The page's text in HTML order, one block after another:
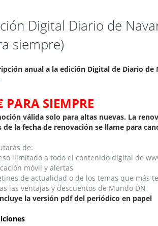
Digital Diario de
siempre)
anual a la edición Digital de Diario de
PARA SIEMPRE
válida solo para altas nuevas. La
de la fecha de renovación se llame para
de:
ilimitado a todo el contenido digital de
móvil y alertas
de actualidad o de los temas que más
las ventajas y descuentos de Mundo DN
la versión pdf del periódico en papel